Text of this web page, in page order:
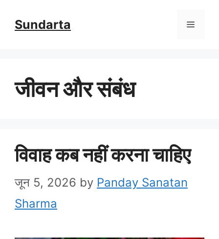
Sundarta Menu
जीवन और संबंध
विवाह कब नहीं करना चाहिए
जून 5, 2026 by Panday Sanatan
Sharma